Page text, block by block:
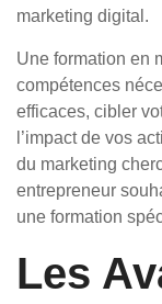
marketing digital.
Une formation en
compétences
efficaces, cibler
l’impact de vos
du marketing
entrepreneur
une formation
Les